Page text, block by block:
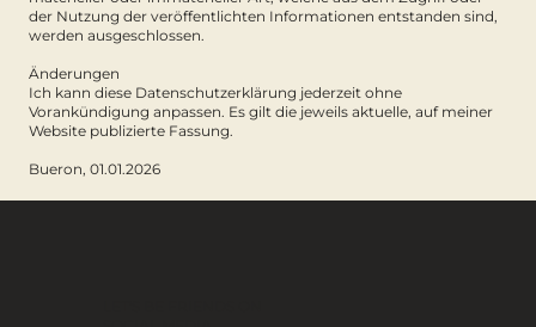
der Nutzung der veröffentlichten Informationen entstanden sind,
werden ausgeschlossen.
Änderungen
Ich kann diese Datenschutzerklärung jederzeit ohne
Vorankündigung anpassen. Es gilt die jeweils aktuelle, auf meiner
Website publizierte Fassung.
Bueron, 01.01.2026